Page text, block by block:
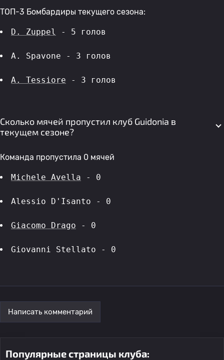
ТОП-3 Бомбардиры текущего сезона:
D. Zuppel - 5 голов
A. Spavone - 3 голов
A. Tessiore - 3 голов
Сколько мячей пропустил клуб Guidonia в
текущем сезоне?
Команда пропустила 0 мячей
Michele Avella - 0
Alessio D'Isanto - 0
Giacomo Drago - 0
Giovanni Stellato - 0
Написать комментарий
Популярные страницы клуба: